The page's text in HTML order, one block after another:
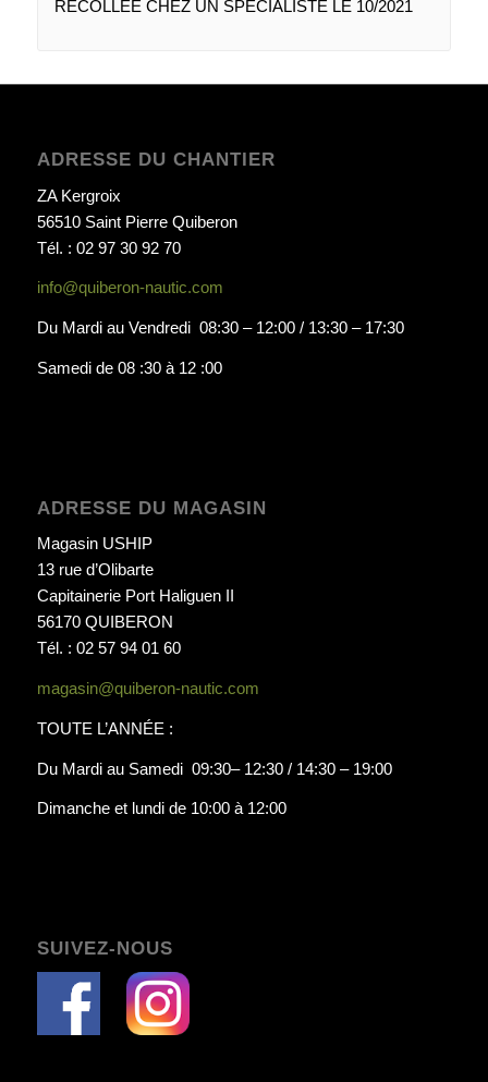
RECOLLEE CHEZ UN SPECIALISTE LE 10/2021
ADRESSE DU CHANTIER
ZA Kergroix
56510 Saint Pierre Quiberon
Tél. : 02 97 30 92 70
info@quiberon-nautic.com
Du Mardi au Vendredi 08:30 – 12:00 / 13:30 – 17:30
Samedi de 08 :30 à 12 :00
ADRESSE DU MAGASIN
Magasin USHIP
13 rue d’Olibarte
Capitainerie Port Haliguen II
56170 QUIBERON
Tél. : 02 57 94 01 60
magasin@quiberon-nautic.com
TOUTE L’ANNÉE :
Du Mardi au Samedi 09:30– 12:30 / 14:30 – 19:00
Dimanche et lundi de 10:00 à 12:00
SUIVEZ-NOUS